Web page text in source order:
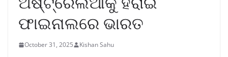
ଫାଇନାଲରେ ଭାରତ
October 31, 2025 Kishan Sahu